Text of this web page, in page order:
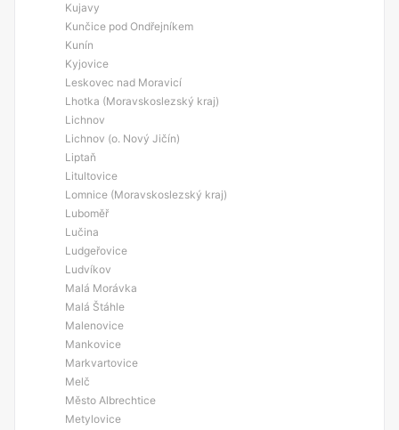
Kujavy
Kunčice pod Ondřejníkem
Kunín
Kyjovice
Leskovec nad Moravicí
Lhotka (Moravskoslezský kraj)
Lichnov
Lichnov (o. Nový Jičín)
Liptaň
Litultovice
Lomnice (Moravskoslezský kraj)
Luboměř
Lučina
Ludgeřovice
Ludvíkov
Malá Morávka
Malá Štáhle
Malenovice
Mankovice
Markvartovice
Melč
Město Albrechtice
Metylovice